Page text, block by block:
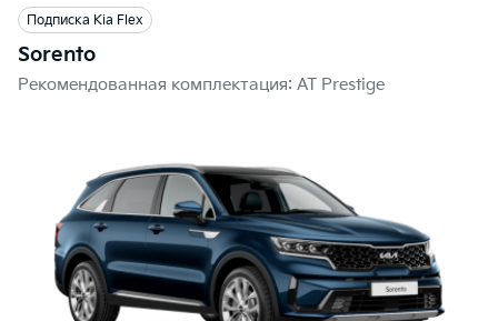
Подписка Kia Flex
Sorento
Рекомендованная комплектация: AT Prestige